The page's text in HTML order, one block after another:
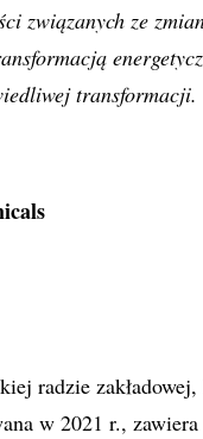
związanych ze
transformacji.
radzie
w 2021 r.,